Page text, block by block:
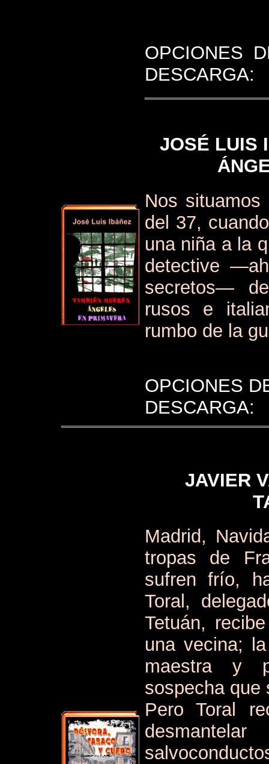
OPCIONES
DESCARGA:
JOSÉ LUIS
Nos
del 37,
una niña a la
detective
secretos—
rusos e
rumbo de la
OPCIONES
DESCARGA:
JAVIER
Madrid,
tropas de
sufren frío,
Toral,
Tetuán,
una vecina;
maestra y
sospecha que
Pero Toral